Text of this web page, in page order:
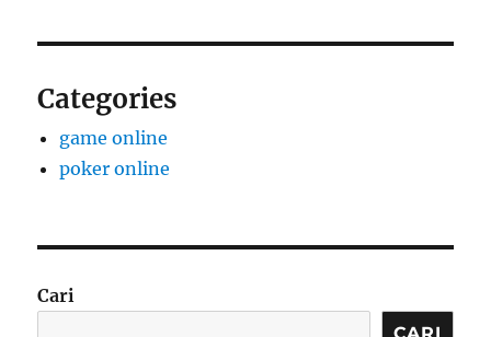
Categories
game online
poker online
Cari